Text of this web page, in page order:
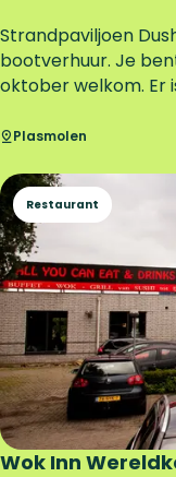
S
t
r
n
p
a
v
i
l
j
o
e
n
D
u
s
Strandpaviljoen
bootverhuur. Je
oktober welkom. Er
Plasmolen
Wok Inn
Restaurant